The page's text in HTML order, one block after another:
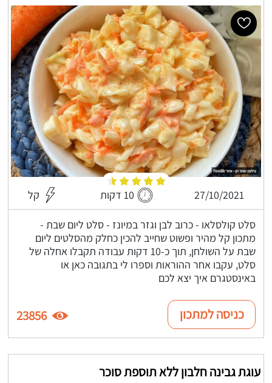
27/10/2021 10 דקות קל
סלט קולסלאו - כרוב לבן וגזר במיונז - סלט ליום שבת -
מתכון קל מהיר ופשוט שחייב להכין כחלק מהסלטים ליום
שבת על השולחן, תוך כ-10 דקות עבודה תקבלו אחלה של
סלט, עקבו אחר ההוראות וספרו לי בתגובה כאן או
באינסטגרם איך יצא לכם
כניסה למתכון 23856
עוגת גבינה חלבון ללא תוספת סוכר